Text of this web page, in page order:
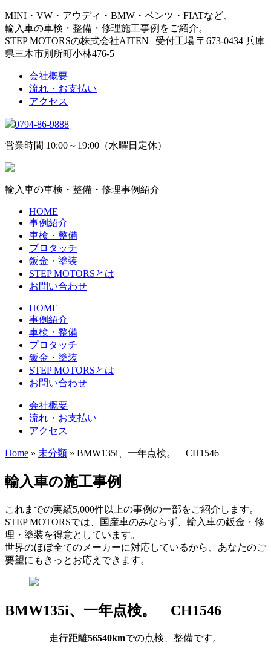
MINI・VW・アウディ・BMW・ベンツ・FIATなど、
輸入車の車検・整備・修理施工事例をご紹介。
STEP MOTORSの株式会社AITEN | 受付工場 〒673-0434 兵庫
県三木市別所町小林476-5
会社概要
流れ・お支払い
アクセス
0794-86-9888
営業時間 10:00～19:00（水曜日定休）
輸入車の車検・整備・修理事例紹介
HOME
事例紹介
車検・整備
プロタッチ
鈑金・塗装
STEP MOTORSとは
お問い合わせ
HOME
事例紹介
車検・整備
プロタッチ
鈑金・塗装
STEP MOTORSとは
お問い合わせ
会社概要
流れ・お支払い
アクセス
Home » 未分類 » BMW135i、一年点検。 CH1546
輸入車の施工事例
これまでの実績5,000件以上の事例の一部をご紹介します。
STEP MOTORSでは、国産車のみならず、輸入車の鈑金・修
理・塗装を得意としています。
世界のほぼ全てのメーカーに対応しているから、あなたのご
要望にもきっとお応えできます。
BMW135i、一年点検。 CH1546
走行距離56540kmでの点検、整備です。